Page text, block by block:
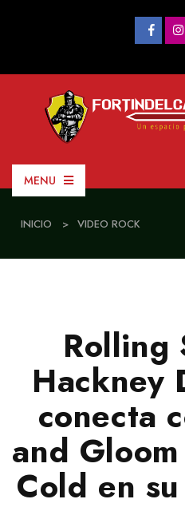
MENU
INICIO > VIDEO ROCK
Rolling
Hackney
conecta
and Gloom
Cold en